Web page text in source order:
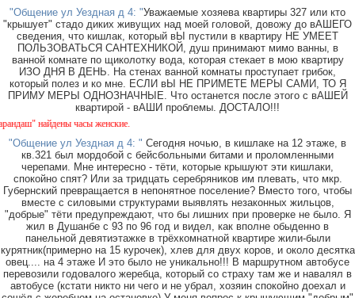
"Общение ул Уездная д 4: "Уважаемые хозяева квартиры 327 или кто
"крышует" стадо диких живущих над моей головой, довожу до вАШЕГО
сведения, что кишлак, который вЫ пустили в квартиру НЕ УМЕЕТ
ПОЛЬЗОВАТЬСЯ САНТЕХНИКОЙ, душ принимают мимо ванны, в
ванной комнате по щиколотку вода, которая стекает в мою квартиру
ИЗО ДНЯ В ДЕНЬ. На стенах ванной комнаты проступает грибок,
который полез и ко мне. ЕСЛИ вЫ НЕ ПРИМЕТЕ МЕРЫ САМИ, ТО Я
ПРИМУ МЕРЫ ОДНОЗНАЧНЫЕ. Что останется после этого с вАШЕЙ
квартирой - вАШИ проблемы. ДОСТАЛО!!!
найдены часы женские.
"Общение ул Уездная д 4: " Сегодня ночью, в кишлаке на 12 этаже, в
кв.321 был мордобой с бейсбольными битами и проломленными
черепами. Мне интересно - тёти, которые крышуют эти кишлаки,
спокойно спят? Или за тридцать серебряников им плевать, что мкр.
Губернский превращается в непонятное поселение? Вместо того, чтобы
вместе с силовыми структурами выявлять незаконных жильцов,
"добрые" тёти предупреждают, что бы лишних при проверке не было. Я
жил в Душанбе с 93 по 96 год и видел, как вполне обыденно в
панельной девятиэтажке в трёхкомнатной квартире жили-были
курятник(примерно на 15 курочек), хлев для двух коров, и около десятка
овец.... на 4 этаже И это было не уникально!!! В маршрутном автобусе
перевозили годовалого жеребца, который со страху там же и навалял в
автобусе (кстати никто ни чего и не убрал, хозяин спокойно доехал и